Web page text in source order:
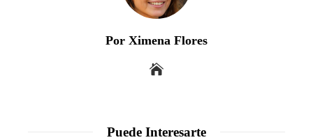
Por Ximena Flores
Puede Interesarte